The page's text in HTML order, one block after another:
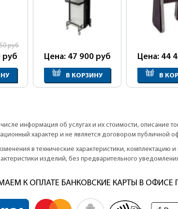
руб
руб Цена: 47 900 руб
В КОРЗИНУ
Цена: 44
В
информация об услугах и их стоимости, описание
характер и не является договором публичной
в технические характеристики,
изделий, без предварительного
К ОПЛАТЕ БАНКОВСКИЕ КАРТЫ В ОФИСЕ